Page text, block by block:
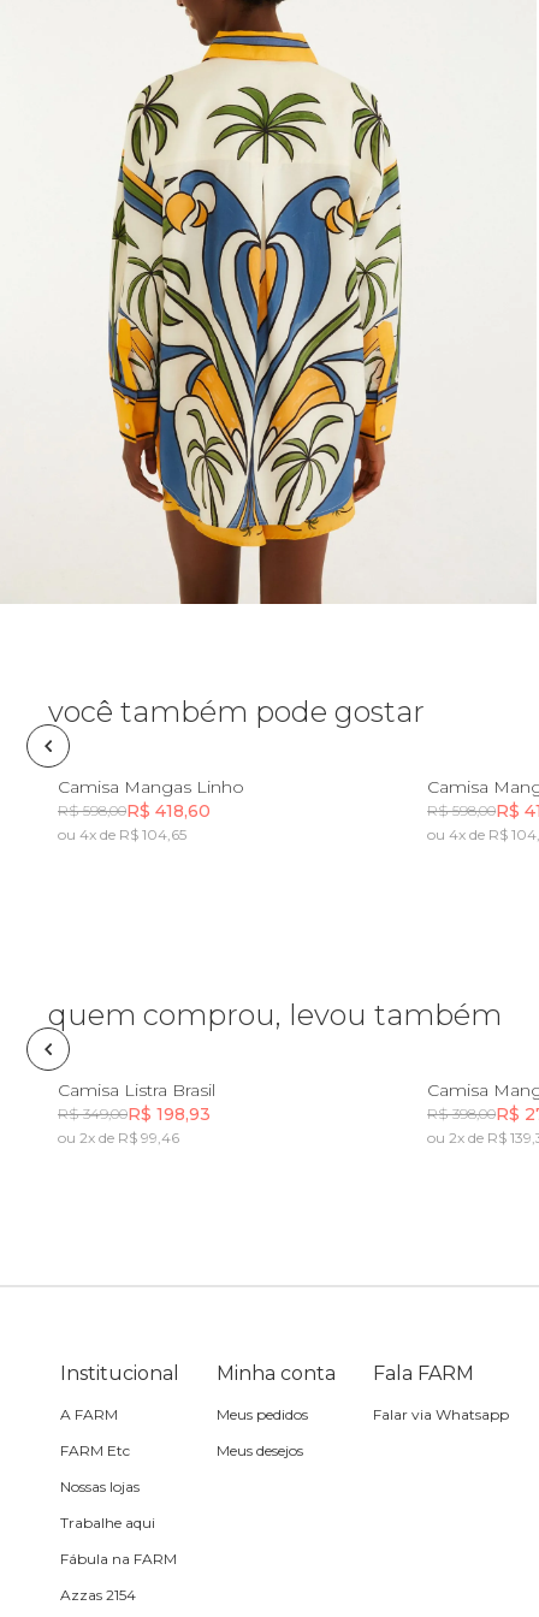
Estojo
Fone e headphone
Frescobol
Lancheira
Lenço
Mala
Meia
Necessaire
Pochete
Skate
você também pode gostar
PP
Camisa Mangas Linho
R$ 598,00R$ 418,60
ou 4x de R$ 104,65
PP
Camisa
R$ 598,00R$
ou 4x de R$
quem comprou, levou também
PP P
Camisa Listra Brasil
R$ 349,00R$ 198,93
ou 2x de R$ 99,46
PP
Camisa
R$ 398,00R$
ou 2x de R$
Institucional
A FARM
FARM Etc
Nossas lojas
Trabalhe aqui
Fábula na FARM
Azzas 2154
Minha conta
Meus pedidos
Meus desejos
Fala FARM
Falar via Whatsapp